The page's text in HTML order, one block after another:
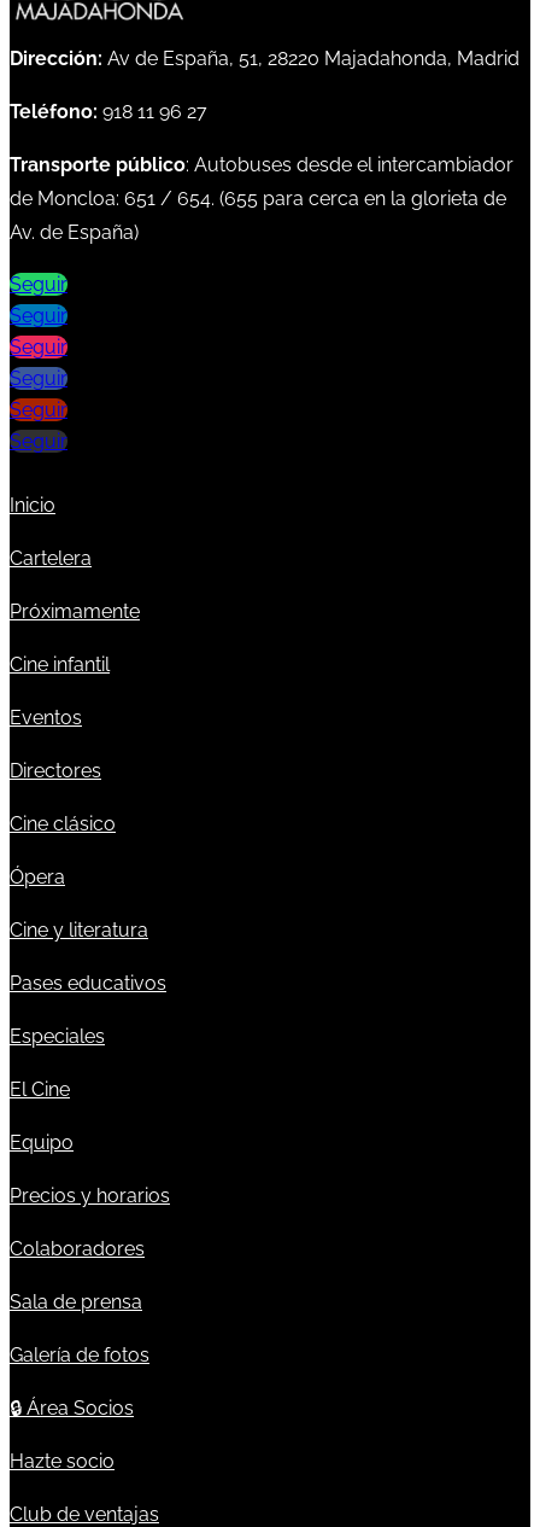
Dirección: Av de España, 51, 28220 Majadahonda, Madrid
Teléfono: 918 11 96 27
Transporte público: Autobuses desde el intercambiador
de Moncloa: 651 / 654. (655 para cerca en la glorieta de
Av. de España)
Seguir
Seguir
Seguir
Seguir
Seguir
Seguir
Inicio
Cartelera
Próximamente
Cine infantil
Eventos
Directores
Cine clásico
Ópera
Cine y literatura
Pases educativos
Especiales
El Cine
Equipo
Precios y horarios
Colaboradores
Sala de prensa
Galería de fotos
🔒 Área Socios
Hazte socio
Club de ventajas